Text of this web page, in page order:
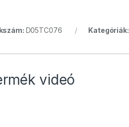
D05TC076 Kategóriák:
videó